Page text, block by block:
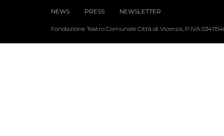
NEWS PRESS NEWSLETTER
Fondazione Teatro Comunale Città di Vicenza, P.IVA